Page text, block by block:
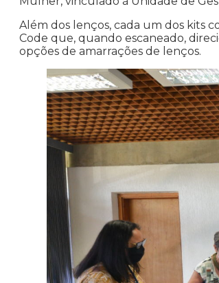
Além dos lenços, cada um dos kits
Code que, quando escaneado,
opções de amarrações de lenços.